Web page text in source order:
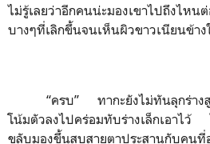
ไม่รู้เลยว่าอีกคนน่ะมองเขาไปถึงไหน
บางๆที่เลิกขึ้นจนเห็นผิวขาวเนียนข้าง
“ครบ” ทากะยังไม่ทันลุกร่าง
โน้มตัวลงไปคร่อมทับร่างเล็กเอาไว้
ขลับมองขึ้นสบสายตาประสานกับคน